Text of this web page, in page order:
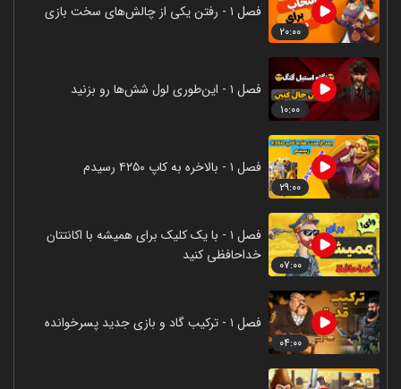
۲۰:۰۰
فصل ۱ - رفتن یکی از چالش‌های سخت بازی
۱۰:۰۰
فصل ۱ - این‌طوری لول شش‌ها رو بزنید
۲۹:۰۰
فصل ۱ - بالاخره به کاپ ۴۲۵۰ رسیدم
۰۷:۰۰
فصل ۱ - با یک کلیک برای همیشه با اکانتتان
خداحافظی کنید
۰۴:۰۰
فصل ۱ - ترکیب گاد و بازی جدید پسرخوانده